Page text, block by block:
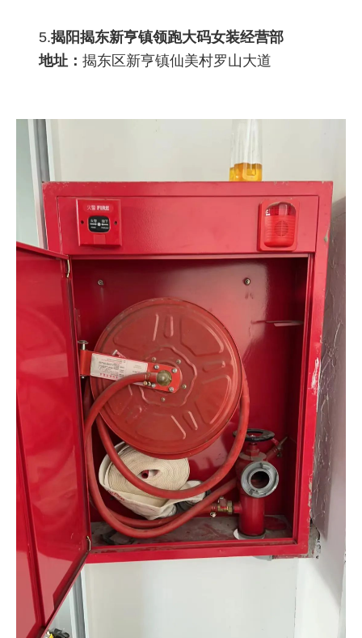
5.揭阳揭东新亨镇领跑大码女装经营部
地址： 揭东区新亨镇仙美村罗山大道